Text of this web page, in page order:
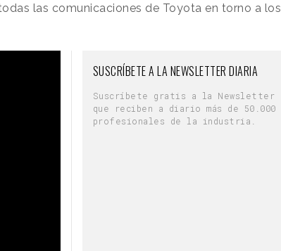
las comunicaciones de Toyota en torno a los
SUSCRÍBETE A LA NEWSLETTER DIARIA
Suscríbete gratis a la Newsletter
que reciben a diario más de 50.000
profesionales de la industria.